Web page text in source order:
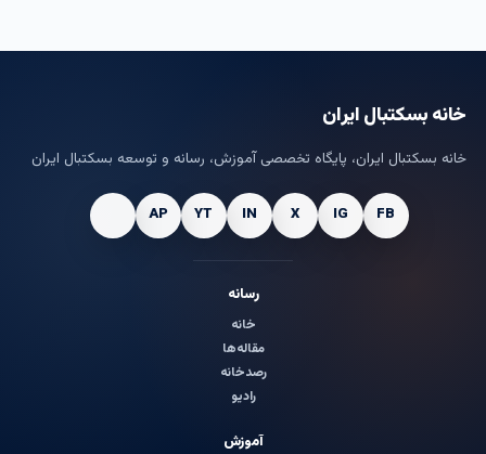
خانه بسکتبال ایران
خانه بسکتبال ایران، پایگاه تخصصی آموزش، رسانه و توسعه بسکتبال ایران
رسانه
خانه
مقاله‌ها
رصدخانه
رادیو
آموزش